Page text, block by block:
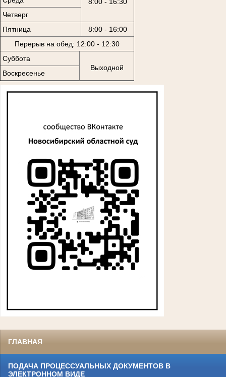
Четверг
Пятница
8:00 - 16:00
Перерыв на обед: 12:00 - 12:30
Суббота
Выходной
Воскресенье
ГЛАВНАЯ
ПОДАЧА ПРОЦЕССУАЛЬНЫХ ДОКУМЕНТОВ В
ЭЛЕКТРОННОМ ВИДЕ